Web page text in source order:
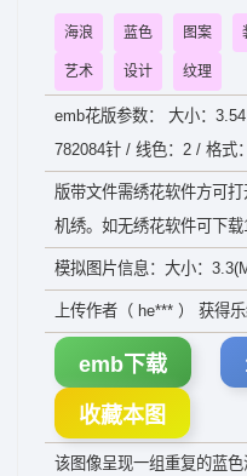
海浪 蓝色 图案
艺术 设计 纹理
emb花版参数： 大小：
782084针 / 线色：2 / 格式
版带文件需绣花软件方可
机绣。如无绣花软件可下载
模拟图片信息：大小：
上传作者（ he*** ） 获得
emb下载
收藏本图
该图像呈现一组重复的蓝